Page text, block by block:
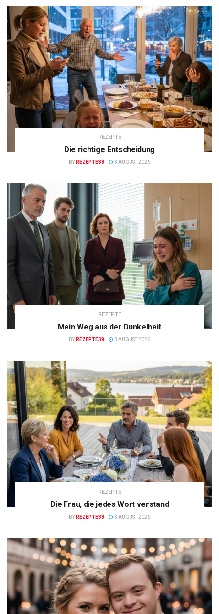
REZEPTE
Die richtige Entscheidung
BY REZEPTE38 3 AUGUST 2026
REZEPTE
Mein Weg aus der Dunkelheit
BY REZEPTE38 3 AUGUST 2026
REZEPTE
Die Frau, die jedes Wort verstand
BY REZEPTE38 3 AUGUST 2026